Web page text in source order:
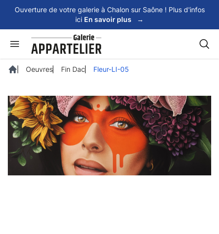
Ouverture de votre galerie à Chalon sur Saône ! Plus d'infos
ici En savoir plus →
Oeuvres Fin Dac Fleur-LI-05
Panneau de gestion des cookies